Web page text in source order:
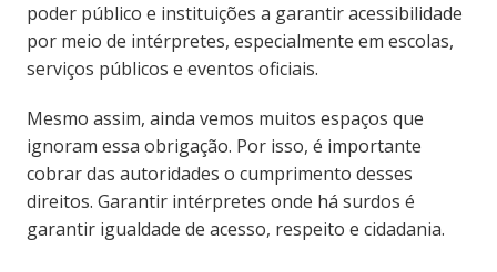
poder público e instituições a garantir acessibilidade
por meio de intérpretes, especialmente em escolas,
serviços públicos e eventos oficiais.
Mesmo assim, ainda vemos muitos espaços que
ignoram essa obrigação. Por isso, é importante
cobrar das autoridades o cumprimento desses
direitos. Garantir intérpretes onde há surdos é
garantir igualdade de acesso, respeito e cidadania.